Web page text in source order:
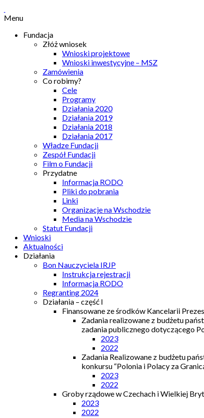
Menu
Fundacja
Złóż wniosek
Wnioski projektowe
Wnioski inwestycyjne – MSZ
Zamówienia
Co robimy?
Cele
Programy
Działania 2020
Działania 2019
Działania 2018
Działania 2017
Władze Fundacji
Zespół Fundacji
Film o Fundacji
Przydatne
Informacja RODO
Pliki do pobrania
Linki
Organizacje na Wschodzie
Media na Wschodzie
Statut Fundacji
Wnioski
Aktualności
Działania
Bon Nauczyciela IRJP
Instrukcja rejestracji
Informacja RODO
Regranting 2024
Działania – część I
Finansowane ze środków Kancelarii
Zadania realizowane z budżetu
zadania publicznego dotyczącego
2023
2022
Zadania Realizowane z budżetu
konkursu “Polonia i Polacy za
2023
2022
Groby rządowe w Czechach i Wielkiej
2023
2022